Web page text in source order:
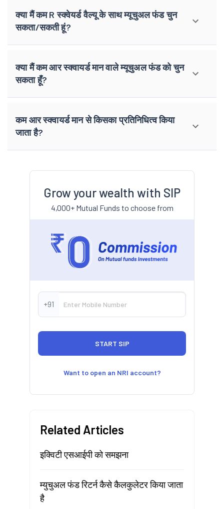
क्या मैं कम R स्क्वेयर्ड वैल्यू के साथ म्यूचुअल फंड चुन
सकता/सकती हूं?
क्या मैं कम आर स्क्वायर्ड मान वाले म्यूचुअल फंड को चुन
सकता हूँ?
कम आर स्क्वायर्ड मान से किसका प्रतिनिधित्व किया
जाता है?
Grow your wealth with SIP
4,000+ Mutual Funds to choose from
+91
Want to open an NRI account?
Related Articles
इक्विटी एसआईपी को समझना
म्युचुअल फंड रिटर्न कैसे कैलकुलेटर किया जाता
है